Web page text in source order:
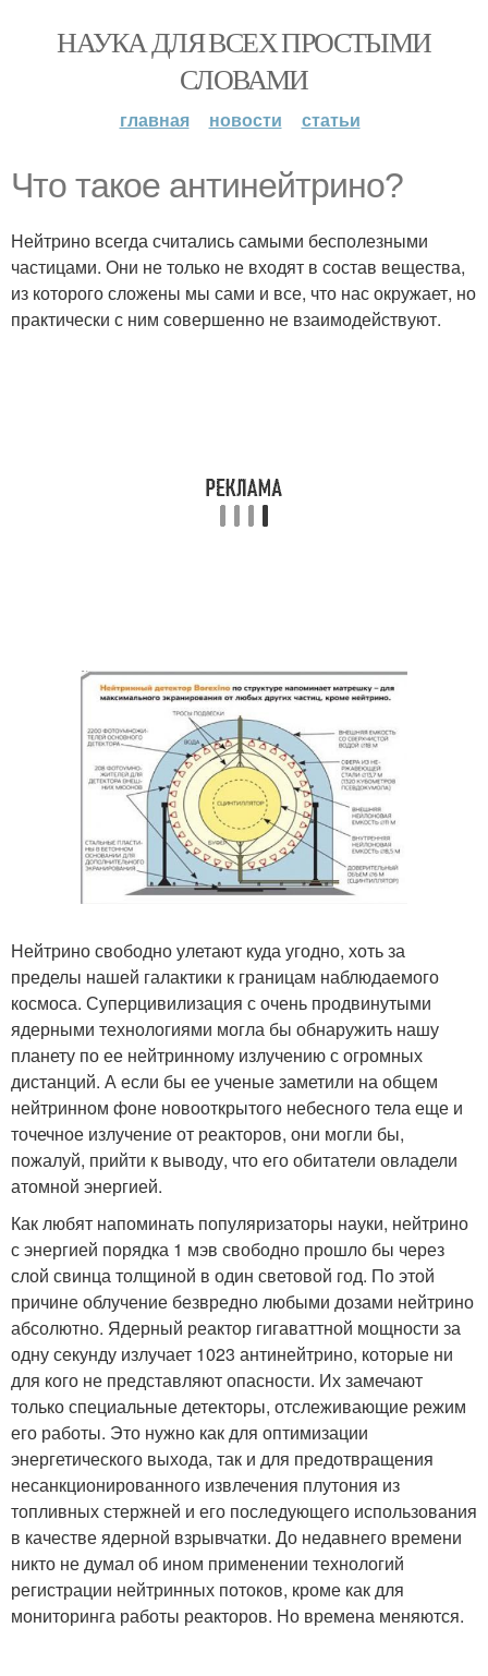
НАУКА ДЛЯ ВСЕХ ПРОСТЫМИ
СЛОВАМИ
главная новости статьи
Что такое антинейтрино?
Нейтрино всегда считались самыми бесполезными
частицами. Они не только не входят в состав вещества,
из которого сложены мы сами и все, что нас окружает, но
практически с ним совершенно не взаимодействуют.
Нейтрино свободно улетают куда угодно, хоть за
пределы нашей галактики к границам наблюдаемого
космоса. Суперцивилизация с очень продвинутыми
ядерными технологиями могла бы обнаружить нашу
планету по ее нейтринному излучению с огромных
дистанций. А если бы ее ученые заметили на общем
нейтринном фоне новооткрытого небесного тела еще и
точечное излучение от реакторов, они могли бы,
пожалуй, прийти к выводу, что его обитатели овладели
атомной энергией.
Как любят напоминать популяризаторы науки, нейтрино
с энергией порядка 1 мэв свободно прошло бы через
слой свинца толщиной в один световой год. По этой
причине облучение безвредно любыми дозами нейтрино
абсолютно. Ядерный реактор гигаваттной мощности за
одну секунду излучает 1023 антинейтрино, которые ни
для кого не представляют опасности. Их замечают
только специальные детекторы, отслеживающие режим
его работы. Это нужно как для оптимизации
энергетического выхода, так и для предотвращения
несанкционированного извлечения плутония из
топливных стержней и его последующего использования
в качестве ядерной взрывчатки. До недавнего времени
никто не думал об ином применении технологий
регистрации нейтринных потоков, кроме как для
мониторинга работы реакторов. Но времена меняются.